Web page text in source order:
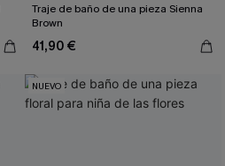
Traje de baño de una pieza Sienna
Brown
41,90 €
NUEVO